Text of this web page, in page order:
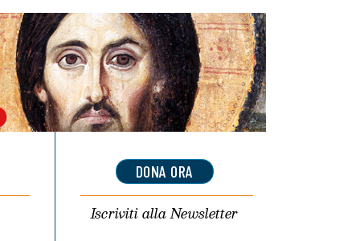
DONA ORA
Iscriviti allaNewsletter